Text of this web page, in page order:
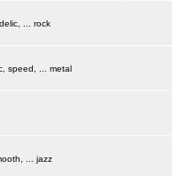
... rock
speed, ... metal
... jazz